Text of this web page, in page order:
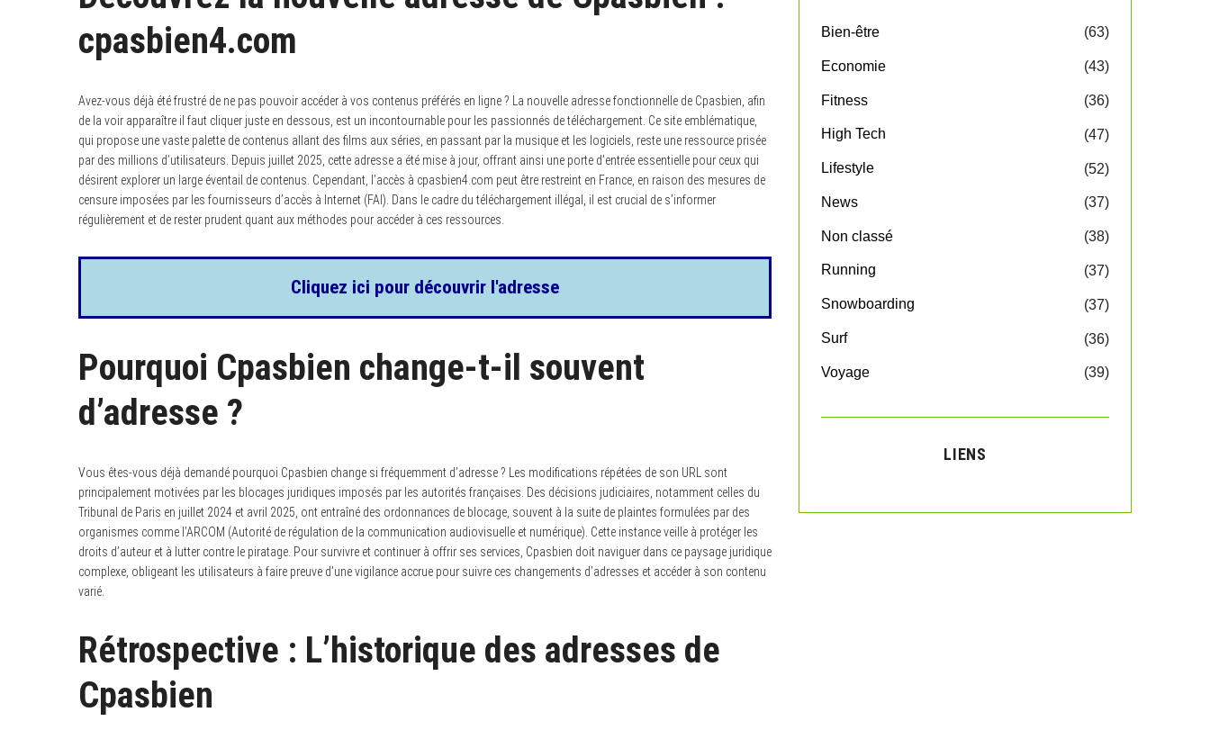
cpasbien4.com
Avez-vous déjà été frustré de ne pas pouvoir accéder à vos contenus préférés en ligne ? La nouvelle adresse fonctionnelle de Cpasbien, afin
de la voir apparaître il faut cliquer juste en dessous, est un incontournable pour les passionnés de téléchargement. Ce site emblématique,
qui propose une vaste palette de contenus allant des films aux séries, en passant par la musique et les logiciels, reste une ressource prisée
par des millions d’utilisateurs. Depuis juillet 2025, cette adresse a été mise à jour, offrant ainsi une porte d’entrée essentielle pour ceux qui
désirent explorer un large éventail de contenus. Cependant, l’accès à cpasbien4.com peut être restreint en France, en raison des mesures de
censure imposées par les fournisseurs d’accès à Internet (FAI). Dans le cadre du téléchargement illégal, il est crucial de s’informer
régulièrement et de rester prudent quant aux méthodes pour accéder à ces ressources.
Cliquez ici pour découvrir l'adresse
Pourquoi Cpasbien change-t-il souvent
d’adresse ?
Vous êtes-vous déjà demandé pourquoi Cpasbien change si fréquemment d’adresse ? Les modifications répétées de son URL sont
principalement motivées par les blocages juridiques imposés par les autorités françaises. Des décisions judiciaires, notamment celles du
Tribunal de Paris en juillet 2024 et avril 2025, ont entraîné des ordonnances de blocage, souvent à la suite de plaintes formulées par des
organismes comme l’ARCOM (Autorité de régulation de la communication audiovisuelle et numérique). Cette instance veille à protéger les
droits d’auteur et à lutter contre le piratage. Pour survivre et continuer à offrir ses services, Cpasbien doit naviguer dans ce paysage juridique
complexe, obligeant les utilisateurs à faire preuve d’une vigilance accrue pour suivre ces changements d’adresses et accéder à son contenu
varié.
Rétrospective : L’historique des adresses de
Cpasbien
Bien-être (63)
Economie (43)
Fitness (36)
High Tech (47)
Lifestyle (52)
News (37)
Non classé (38)
Running (37)
Snowboarding (37)
Surf (36)
Voyage (39)
LIENS